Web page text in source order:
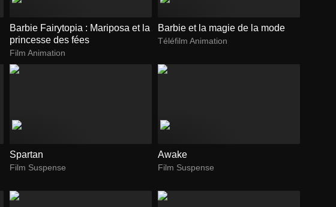
Barbie Fairytopia : Mariposa et la
princesse des fées
Film Animation
Barbie et la magie de la mode
Téléfilm Animation
Spartan
Film Suspense
Awake
Film Suspense